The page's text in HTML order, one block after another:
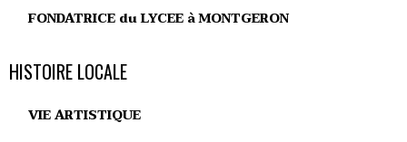
FONDATRICE du LYCEE à MONTGERON
HISTOIRE LOCALE
VIE ARTISTIQUE